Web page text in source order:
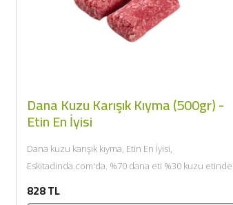
Dana Kuzu Karışık Kıyma (500gr) -
Etin En İyisi
Dana kuzu karışık kıyma, Etin En İyisi,
Eskitadinda.com'da. %70 dana eti %30 kuzu etinden
828 TL